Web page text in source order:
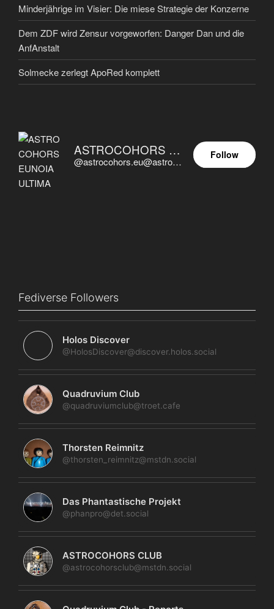
Minderjährige im Visier: Die miese Strategie der Konzerne
Dem ZDF wird Zensur vorgeworfen: Danger Dan und die
AnfAnstalt
Solmecke zerlegt ApoRed komplett
ASTROCOHORS EUNOIA ULTIMA
@astrocohors.eu@astrocohors.eu
Follow
Fediverse Followers
Holos Discover
@HolosDiscover@discover.holos.social
Quadruvium Club
@quadruviumclub@troet.cafe
Thorsten Reimnitz
@thorsten_reimnitz@mstdn.social
Das Phantastische Projekt
@phanpro@det.social
ASTROCOHORS CLUB
@astrocohorsclub@mstdn.social